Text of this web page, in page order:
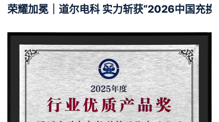
荣耀加冕｜道尔电科 实力斩获“2026中国充换